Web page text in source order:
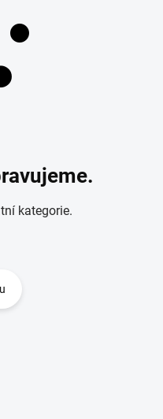
kategorie.